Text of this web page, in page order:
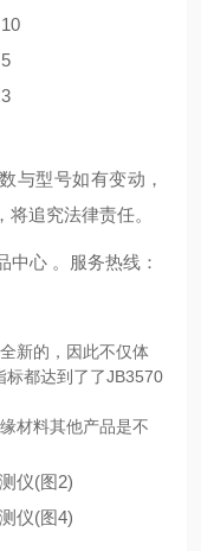
与型号如有变动，
追究法律责任。
中心 。服务热线：
新的，因此不仅体
标都达到了了JB3570
材料其他产品是不